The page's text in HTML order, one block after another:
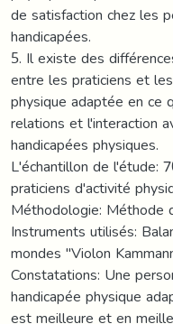
de satisfaction chez les
handicapées.
5. Il existe des
entre les praticiens et
physique adaptée en ce
relations et l'interaction
handicapées physiques.
L'échantillon de l'étude:
praticiens d'activité
Méthodologie: Méthode
Instruments utilisés:
mondes "Violon
Constatations: Une
handicapée physique
est meilleure et en